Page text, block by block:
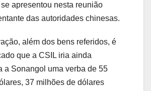
apresentou nesta reunião
das autoridades chinesas.
além dos bens referidos, é
que a CSIL iria ainda
a Sonangol uma verba de 55
37 milhões de dólares